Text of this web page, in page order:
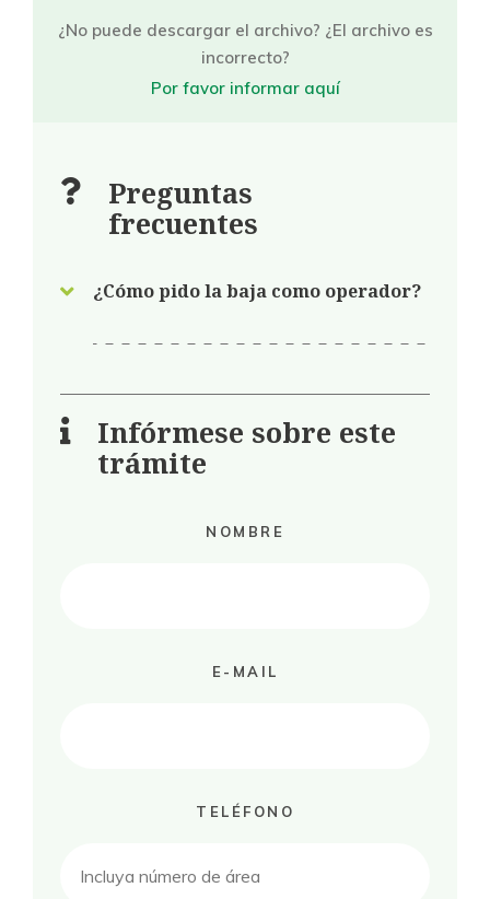
¿No puede descargar el archivo? ¿El archivo es
incorrecto?
Por favor informar aquí
Preguntas
frecuentes
¿Cómo pido la baja como operador?
Infórmese sobre este
trámite
NOMBRE
E-MAIL
TELÉFONO